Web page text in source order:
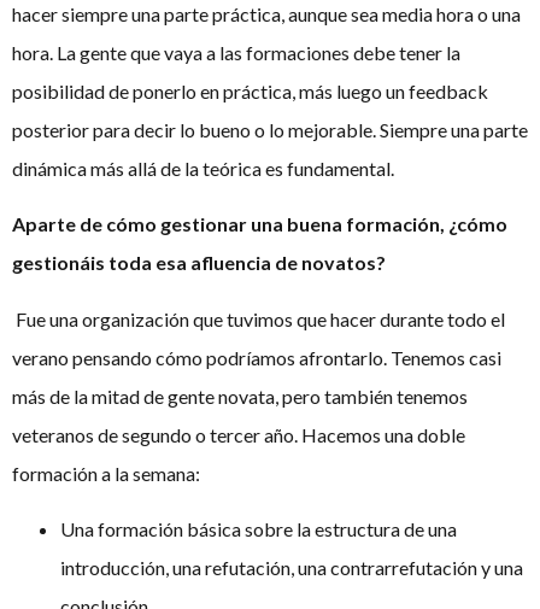
hacer siempre una parte práctica, aunque sea media hora o una
hora. La gente que vaya a las formaciones debe tener la
posibilidad de ponerlo en práctica, más luego un feedback
posterior para decir lo bueno o lo mejorable. Siempre una parte
dinámica más allá de la teórica es fundamental.
Aparte de cómo gestionar una buena formación, ¿cómo
gestionáis toda esa afluencia de novatos?
Fue una organización que tuvimos que hacer durante todo el
verano pensando cómo podríamos afrontarlo. Tenemos casi
más de la mitad de gente novata, pero también tenemos
veteranos de segundo o tercer año. Hacemos una doble
formación a la semana:
Una formación básica sobre la estructura de una
introducción, una refutación, una contrarrefutación y una